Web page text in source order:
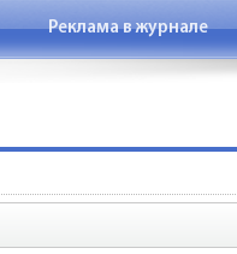
Реклама в журнале